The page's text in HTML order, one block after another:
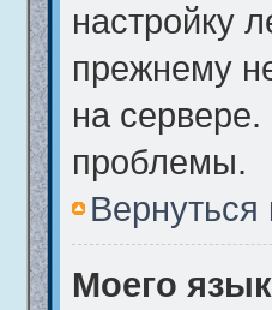
настройку
прежнему
на
проблемы.
Вернуться
Моего